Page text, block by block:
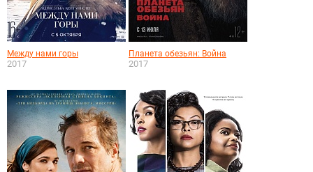
Между нами горы
2017
Планета обезьян: Война
2017